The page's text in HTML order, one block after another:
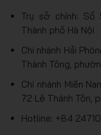
Trụ sở chính: Số
Thành phố Hà Nội
Chi nhánh Hải
Thành Tông,
Chi nhánh Miền
72 Lê Thánh Tôn,
Hotline: +84